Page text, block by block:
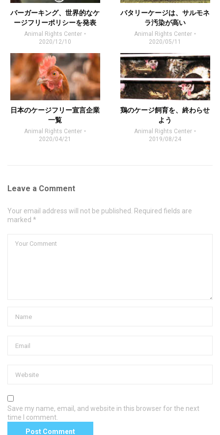
バーガーキング、世界的なケ
ージフリーポリシーを発表
Animal Rights Center
2020/12/10
バタリーケージは、サルモネ
ラ汚染が高い
Animal Rights Center
2020/05/11
日本のケージフリー宣言企業
一覧
Animal Rights Center
2020/04/21
鶏のケージ飼育を、終わらせ
よう
Animal Rights Center
2019/08/24
Leave a Comment
Your email address will not be published. Required fields are
marked *
Save my name, email, and website in this browser for the next
time I comment.